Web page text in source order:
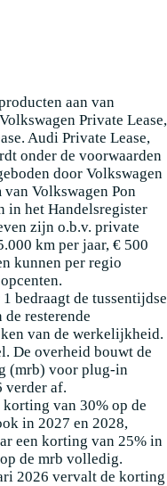
aan van
Private Lease,
Audi Private Lease,
onder de voorwaarden
door Volkswagen
van Volkswagen Pon
in het Handelsregister
zijn o.b.v. private
km per jaar, € 500
kunnen per regio
bedraagt de tussentijdse
resterende
van de werkelijkheid.
De overheid bouwt de
(mrb) voor plug-in
verder af.
van 30% op de
in 2027 en 2028,
een korting van 25% in
de mrb volledig.
2026 vervalt de korting